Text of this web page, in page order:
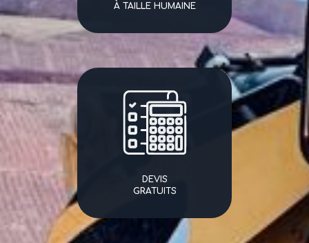
À TAILLE HUMAINE
DEVIS
GRATUITS